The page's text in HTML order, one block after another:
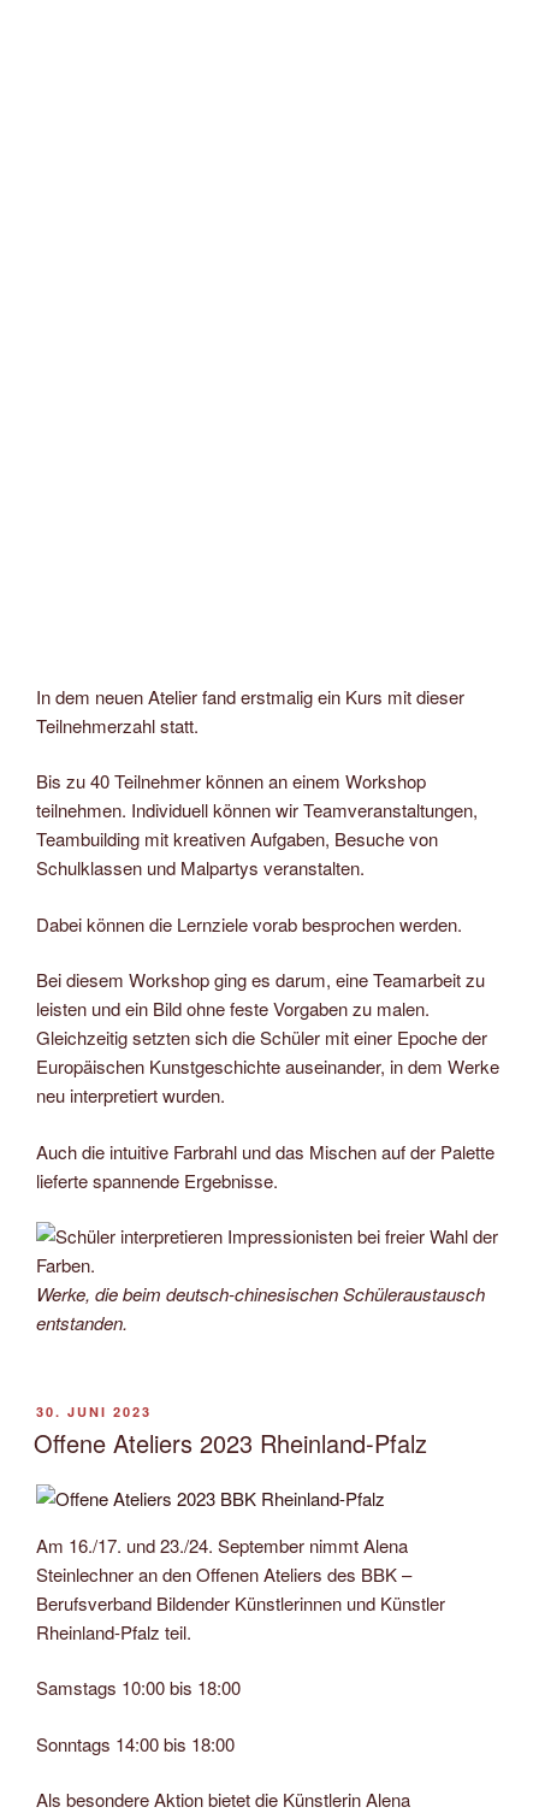
In dem neuen Atelier fand erstmalig ein Kurs mit dieser
Teilnehmerzahl statt.
Bis zu 40 Teilnehmer können an einem Workshop
teilnehmen. Individuell können wir Teamveranstaltungen,
Teambuilding mit kreativen Aufgaben, Besuche von
Schulklassen und Malpartys veranstalten.
Dabei können die Lernziele vorab besprochen werden.
Bei diesem Workshop ging es darum, eine Teamarbeit zu
leisten und ein Bild ohne feste Vorgaben zu malen.
Gleichzeitig setzten sich die Schüler mit einer Epoche der
Europäischen Kunstgeschichte auseinander, in dem Werke
neu interpretiert wurden.
Auch die intuitive Farbrahl und das Mischen auf der Palette
lieferte spannende Ergebnisse.
Werke, die beim deutsch-chinesischen Schüleraustausch
entstanden.
VERÖFFENTLICHT
AM
30. JUNI 2023
Offene Ateliers 2023 Rheinland-Pfalz
Am 16./17. und 23./24. September nimmt Alena
Steinlechner an den Offenen Ateliers des BBK –
Berufsverband Bildender Künstlerinnen und Künstler
Rheinland-Pfalz teil.
Samstags 10:00 bis 18:00
Sonntags 14:00 bis 18:00
Als besondere Aktion bietet die Künstlerin Alena